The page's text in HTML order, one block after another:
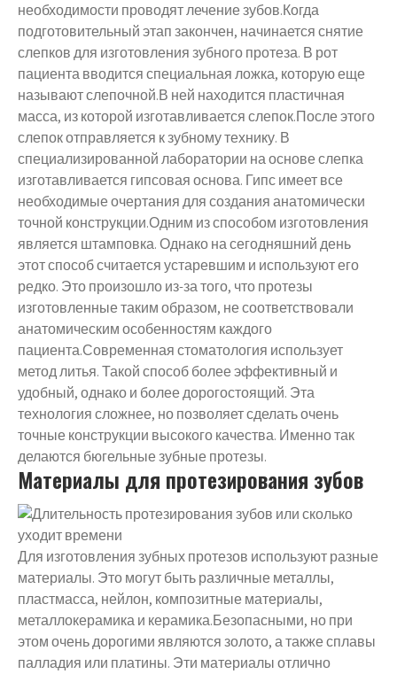
необходимости проводят лечение зубов.Когда
подготовительный этап закончен, начинается снятие
слепков для изготовления зубного протеза. В рот
пациента вводится специальная ложка, которую еще
называют слепочной.В ней находится пластичная
масса, из которой изготавливается слепок.После этого
слепок отправляется к зубному технику. В
специализированной лаборатории на основе слепка
изготавливается гипсовая основа. Гипс имеет все
необходимые очертания для создания анатомически
точной конструкции.Одним из способом изготовления
является штамповка. Однако на сегодняшний день
этот способ считается устаревшим и используют его
редко. Это произошло из-за того, что протезы
изготовленные таким образом, не соответствовали
анатомическим особенностям каждого
пациента.Современная стоматология использует
метод литья. Такой способ более эффективный и
удобный, однако и более дорогостоящий. Эта
технология сложнее, но позволяет сделать очень
точные конструкции высокого качества. Именно так
делаются бюгельные зубные протезы.
Материалы для протезирования зубов
Для изготовления зубных протезов используют разные
материалы. Это могут быть различные металлы,
пластмасса, нейлон, композитные материалы,
металлокерамика и керамика.Безопасными, но при
этом очень дорогими являются золото, а также сплавы
палладия или платины. Эти материалы отлично